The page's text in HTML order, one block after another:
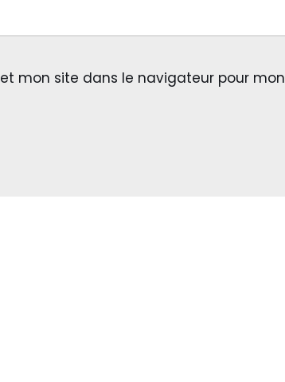
mon site dans le navigateur pour mon